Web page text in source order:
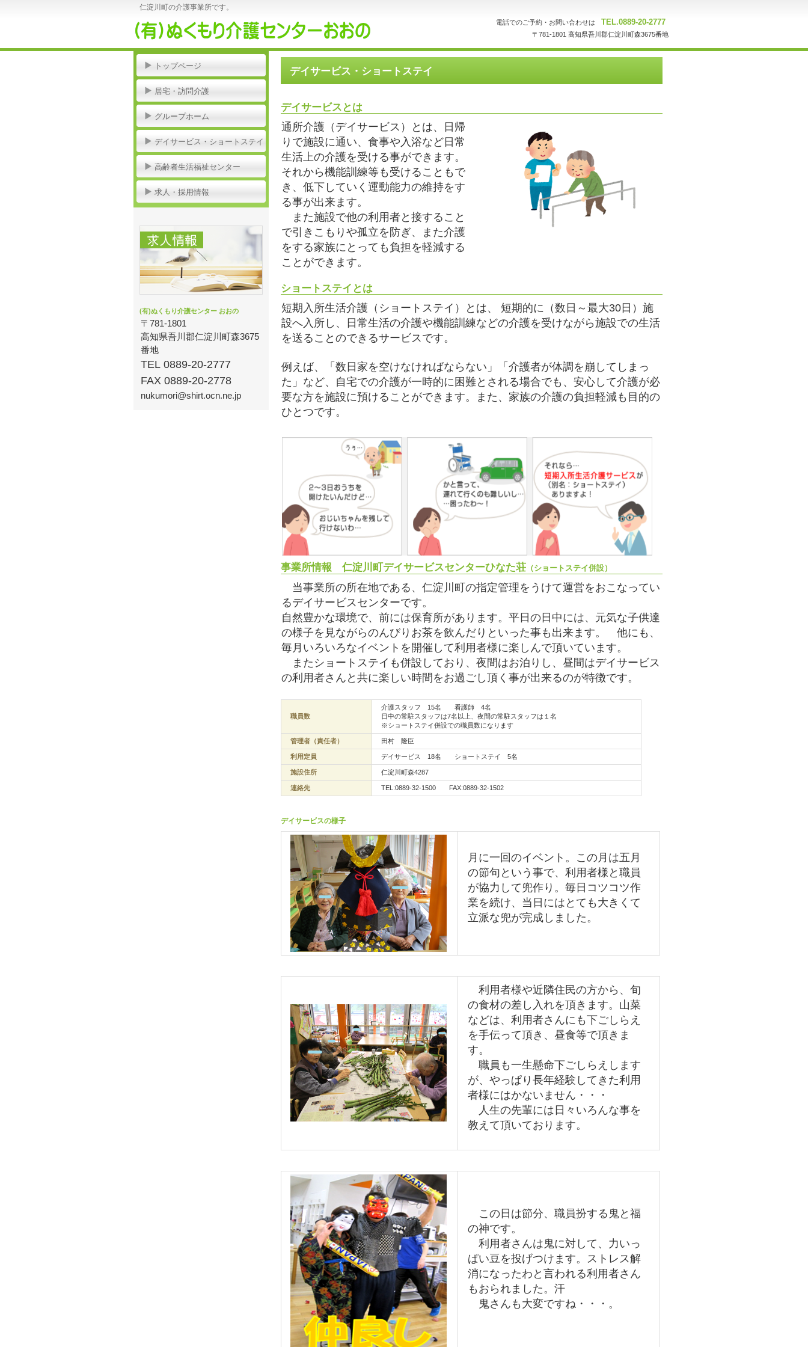
仁淀川町の介護事業所です。
電話でのご予約・お問い合わせは TEL.0889-20-2777
〒781-1801 高知県吾川郡仁淀川町森3675番地
デイサービス・ショートステイ
デイサービスとは
通所介護（デイサービス）とは、日帰
りで施設に通い、食事や入浴など日常
生活上の介護を受ける事ができます。
それから機能訓練等も受けることもで
き、低下していく運動能力の維持をす
る事が出来ます。
また施設で他の利用者と接すること
で引きこもりや孤立を防ぎ、また介護
をする家族にとっても負担を軽減する
ことができます。
ショートステイとは
短期入所生活介護（ショートステイ）とは、 短期的に（数日～最大30日）施
設へ入所し、日常生活の介護や機能訓練などの介護を受けながら施設での生活
を送ることのできるサービスです。
例えば、「数日家を空けなければならない」「介護者が体調を崩してしまっ
た」など、自宅での介護が一時的に困難とされる場合でも、安心して介護が必
要な方を施設に預けることができます。また、家族の介護の負担軽減も目的の
ひとつです。
事業所情報 仁淀川町デイサービスセンターひなた荘 （ショートステイ併設）
当事業所の所在地である、仁淀川町の指定管理をうけて運営をおこなってい
るデイサービスセンターです。
自然豊かな環境で、前には保育所があります。平日の日中には、元気な子供達
の様子を見ながらのんびりお茶を飲んだりといった事も出来ます。 他にも、
毎月いろいろなイベントを開催して利用者様に楽しんで頂いています。
またショートステイも併設しており、夜間はお泊りし、昼間はデイサービス
の利用者さんと共に楽しい時間をお過ごし頂く事が出来るのが特徴です。
職員数
介護スタッフ 15名 看護師 4名
日中の常駐スタッフは7名以上、夜間の常駐スタッフは１名
※ショートステイ併設での職員数になります
管理者（責任者） 田村 隆臣
利用定員 デイサービス 18名 ショートステイ 5名
施設住所 仁淀川町森4287
連絡先 TEL:0889-32-1500 FAX:0889-32-1502
デイサービスの様子
月に一回のイベント。この月は五月
の節句という事で、利用者様と職員
が協力して兜作り。毎日コツコツ作
業を続け、当日にはとても大きくて
立派な兜が完成しました。
利用者様や近隣住民の方から、旬
の食材の差し入れを頂きます。山菜
などは、利用者さんにも下ごしらえ
を手伝って頂き、昼食等で頂きま
す。
職員も一生懸命下ごしらえします
が、やっぱり長年経験してきた利用
者様にはかないません・・・
人生の先輩には日々いろんな事を
教えて頂いております。
この日は節分、職員扮する鬼と福
の神です。
利用者さんは鬼に対して、力いっ
ぱい豆を投げつけます。ストレス解
消になったわと言われる利用者さん
もおられました。汗
鬼さんも大変ですね・・・。
トップページ
居宅・訪問介護
グループホーム
デイサービス・ショートステイ
高齢者生活福祉センター
求人・採用情報
(有)ぬくもり介護センター おおの
〒781-1801
高知県吾川郡仁淀川町森3675
番地
TEL 0889-20-2777
FAX 0889-20-2778
nukumori@shirt.ocn.ne.jp